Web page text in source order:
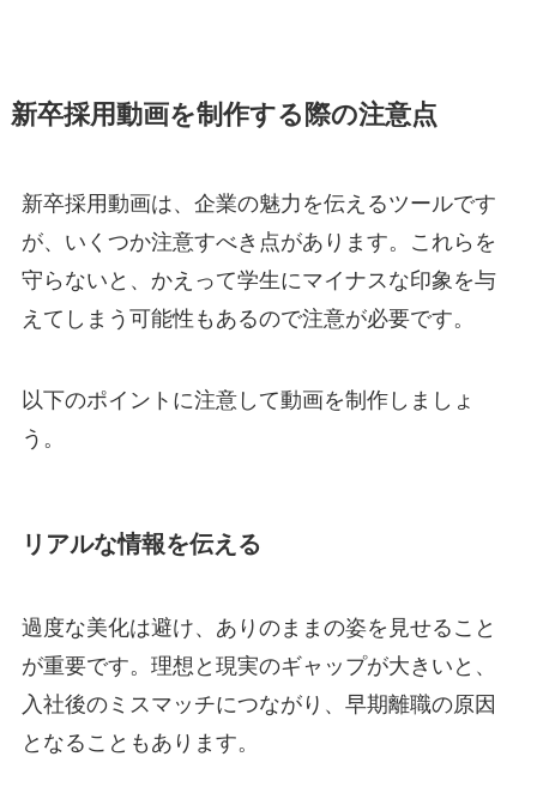
新卒採用動画を制作する際の注意点
新卒採用動画は、企業の魅力を伝えるツールです
が、いくつか注意すべき点があります。これらを
守らないと、かえって学生にマイナスな印象を与
えてしまう可能性もあるので注意が必要です。
以下のポイントに注意して動画を制作しましょ
う。
リアルな情報を伝える
過度な美化は避け、ありのままの姿を見せること
が重要です。理想と現実のギャップが大きいと、
入社後のミスマッチにつながり、早期離職の原因
となることもあります。